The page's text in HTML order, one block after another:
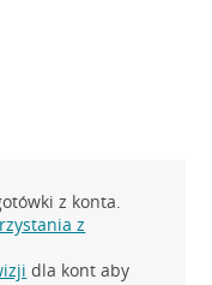
z konta.
z
dla kont aby